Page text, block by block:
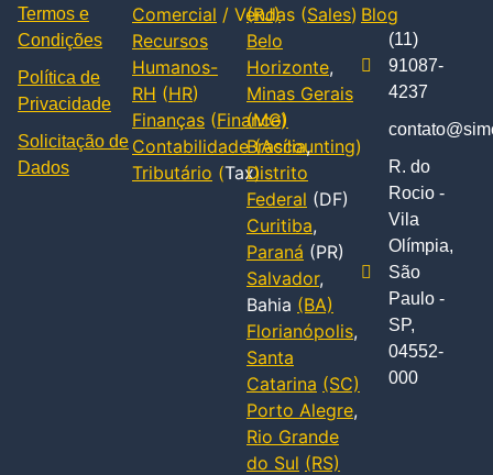
Termos e
Condições
Política de
Privacidade
Solicitação de
Dados
Comercial / Vendas (Sales)
Recursos
Humanos-
RH (HR)
Finanças (Finance)
Contabilidade(Accounting)
Tributário (Tax)
(RJ)
Belo
Horizonte,
Minas Gerais
(MG)
Brasília,
Distrito
Federal (DF)
Curitiba,
Paraná (PR)
Salvador,
Bahia (BA)
Florianópolis,
Santa
Catarina (SC)
Porto Alegre,
Rio Grande
do Sul (RS)
Blog
(11)
91087-
4237
R. do
Rocio -
Vila
Olímpia,
São
Paulo -
SP,
04552-
000